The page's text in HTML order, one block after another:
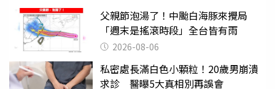
父親節泡湯了！中颱白海豚來攪局
「週末是搖滾時段」全台皆有雨
2026-08-06
私密處長滿白色小顆粒！20歲男崩潰
求診 醫曝5大真相別再誤會